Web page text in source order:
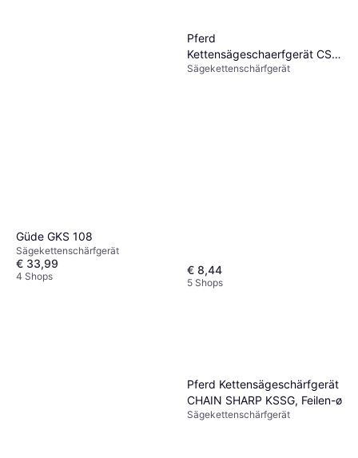
Güde GKS 108
Sägekettenschärfgerät
€ 33,99
4 Shops
Pferd
Kettensägeschaerfgerät CS-
SL-5.5
Sägekettenschärfgerät
€ 8,44
5 Shops
Pferd Kettensägeschärfgerät
CHAIN SHARP KSSG, Feilen-ø
Sägekettenschärfgerät